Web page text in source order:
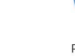
altamente